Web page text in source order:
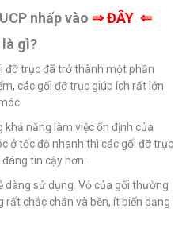
nhấp vào ⇒ĐÂY ⇐
gì?
đỡ trục đã trở thành một phần
các gối đỡ trục giúp ích rất lớn
năng làm việc ổn định của
ở tốc độ nhanh thì các gối đỡ trục
tin cậy hơn.
dàng sử dụng. Vỏ của gối thường
rất chắc chắn và bền, ít biến dạng